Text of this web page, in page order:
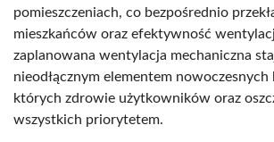
pomieszczeniach, co bezpośrednio
mieszkańców oraz efektywność
zaplanowana wentylacja mechaniczna
nieodłącznym elementem
których zdrowie użytkowników oraz
wszystkich priorytetem.